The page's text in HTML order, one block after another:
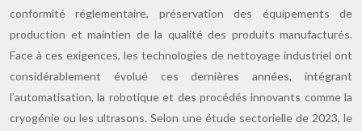
conformité réglementaire, préservation des équipements de
production et maintien de la qualité des produits manufacturés.
Face à ces exigences, les technologies de nettoyage industriel ont
considérablement évolué ces dernières années, intégrant
l’automatisation, la robotique et des procédés innovants comme la
cryogénie ou les ultrasons. Selon une étude sectorielle de 2023, le